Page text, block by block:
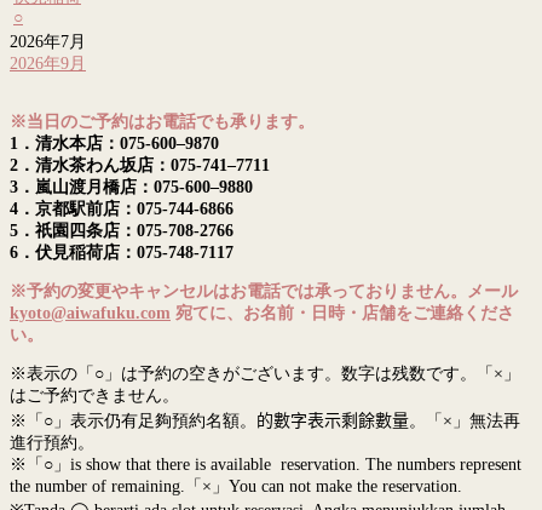
○
2026年7月
2026年9月
※当日のご予約はお電話でも承ります。
1．清水本店：075-600–9870
2．清水茶わん坂店：075-741–7711
3．嵐山渡月橋店：075-600–9880
4．京都駅前店：075-744-6866
5．祇園四条店：075-708-2766
6．伏見稲荷店：075-748-7117
※予約の変更やキャンセルはお電話では承っておりません。メール
kyoto@aiwafuku.com 宛てに、お名前・日時・店舗をご連絡くださ
い。
※表示の「○」は予約の空きがございます。数字は残数です。「×」
はご予約できません。
※「○」表示仍有足夠預約名額。 的數字表示剩餘數量。「×」無法再
進行預約。
※「○」is show that there is available reservation. The numbers represent
the number of remaining.「×」You can not make the reservation.